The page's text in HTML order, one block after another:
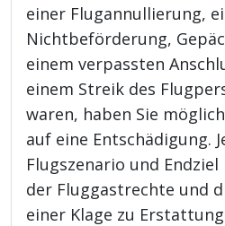
einer Flugannullierung,
Nichtbeförderung,
einem verpassten
einem Streik des
waren, haben Sie
auf eine Entschädigung.
Flugszenario und
der Fluggastrechte und
einer Klage zu